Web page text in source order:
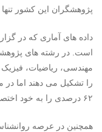
پژوهشگران این کشور تنها ۲۰ درصد است.
داده های آماری که در
است. در رشته های
را تشکیل می دهند اما در
۶۲ درصدی را به خود اختصاص داده اند.